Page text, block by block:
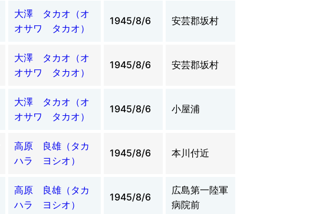
大澤 タカオ（オ
オサワ タカオ）
1945/8/6 安芸郡坂村
大澤 タカオ（オ
オサワ タカオ）
1945/8/6 安芸郡坂村
大澤 タカオ（オ
オサワ タカオ）
1945/8/6 小屋浦
高原 良雄（タカ
ハラ ヨシオ）
1945/8/6 本川付近
高原 良雄（タカ
ハラ ヨシオ）
1945/8/6
広島第一陸軍
病院前